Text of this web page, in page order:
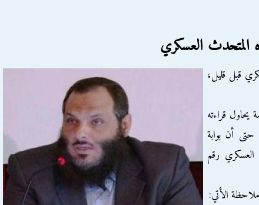
المتحدث العسكري
قبل قليل،
يحاول قراءته
حتى أن بوابة
العسكري رقم
الأتي: